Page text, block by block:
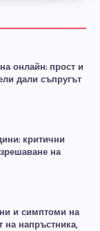
онлайн: прост и
дали съпругът
критични
на
и симптоми на
на напръстника,